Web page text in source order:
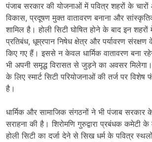
पंजाब सरकार की योजनाओं में पवित्र शहरों के
विकास, प्रदूषण मुक्त वातावरण बनाना और
शामिल है। होली सिटी घोषित होने के बाद इन शहरों
प्रतिबंध, धूम्रपान निषेध क्षेत्र और पर्यावरण
किए गए हैं। इससे न केवल धार्मिक वातावरण बना
भी अपनी समृद्ध विरासत से जुड़ने का अवसर
के लिए स्मार्ट सिटी परियोजनाओं की तर्ज पर
है।
धार्मिक और सामाजिक संगठनों ने भी पंजाब सरकार
सराहना की है। शिरोमणि गुरुद्वारा प्रबंधक कमेटी
होली सिटी का दर्जा देने से सिख धर्म के पवित्र